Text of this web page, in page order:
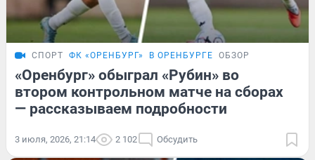
СПОРТ ФК «ОРЕНБУРГ» В ОРЕНБУРГЕ ОБЗОР
«Оренбург» обыграл «Рубин» во
втором контрольном матче на сборах
— рассказываем подробности
3 июля, 2026, 21:14 2 102 Обсудить